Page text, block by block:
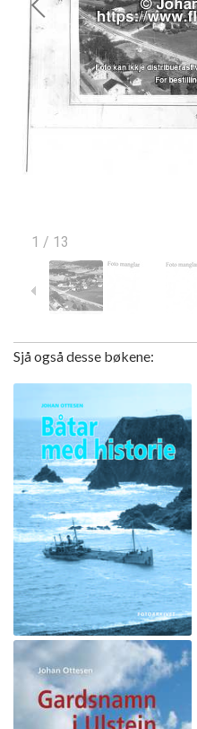
1 / 13
Sjå også desse bøkene: